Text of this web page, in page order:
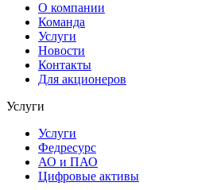
О компании
Команда
Услуги
Новости
Контакты
Для акционеров
Услуги
Услуги
Федресурс
АО и ПАО
Цифровые активы